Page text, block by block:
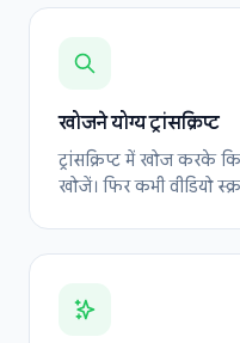
खोजने योग्य ट्रांसक्रिप्ट
ट्रांसक्रिप्ट में खोज करके
खोजें। फिर कभी वीडियो